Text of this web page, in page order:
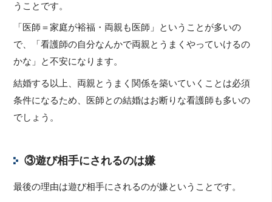
うことです。
「医師＝家庭が裕福・両親も医師」ということが多いの
で、「看護師の自分なんかで両親とうまくやっていけるの
かな」と不安になります。
結婚する以上、両親とうまく関係を築いていくことは必須
条件になるため、医師との結婚はお断りな看護師も多いの
でしょう。
③遊び相手にされるのは嫌
最後の理由は遊び相手にされるのが嫌ということです。